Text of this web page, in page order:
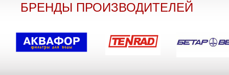
БРЕНДЫ ПРОИЗВОДИТЕЛЕЙ